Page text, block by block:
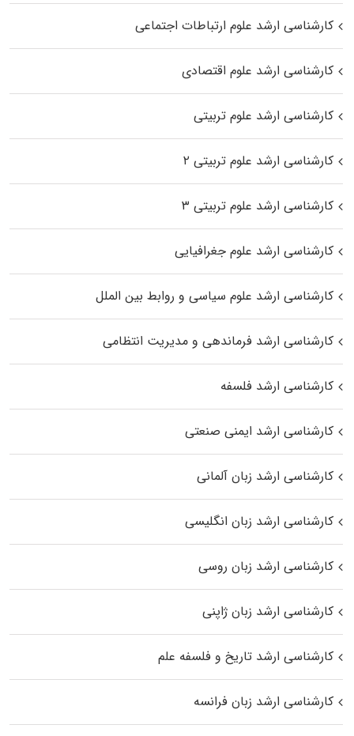
کارشناسی ارشد علوم ارتباطات اجتماعی
کارشناسی ارشد علوم اقتصادی
کارشناسی ارشد علوم تربیتی
کارشناسی ارشد علوم تربیتی ۲
کارشناسی ارشد علوم تربیتی ۳
کارشناسی ارشد علوم جغرافیایی
کارشناسی ارشد علوم سیاسی و روابط بین الملل
کارشناسی ارشد فرماندهی و مدیریت انتظامی
کارشناسی ارشد فلسفه
کارشناسی ارشد ایمنی صنعتی
کارشناسی ارشد زبان آلمانی
کارشناسی ارشد زبان انگلیسی
کارشناسی ارشد زبان روسی
کارشناسی ارشد زبان ژاپنی
کارشناسی ارشد تاریخ و فلسفه علم
کارشناسی ارشد زبان فرانسه